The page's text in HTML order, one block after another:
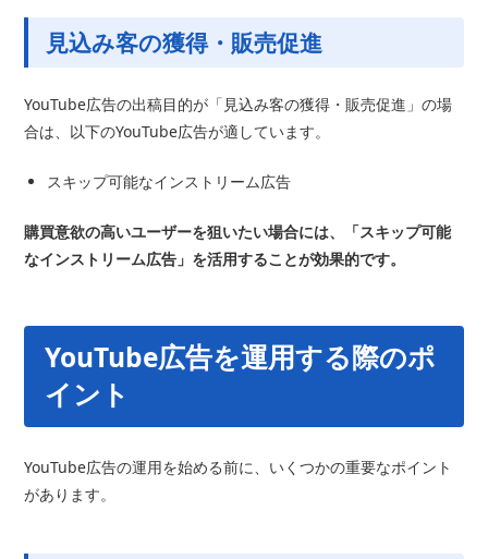
見込み客の獲得・販売促進
YouTube広告の出稿目的が「見込み客の獲得・販売促進」の場
合は、以下のYouTube広告が適しています。
スキップ可能なインストリーム広告
購買意欲の高いユーザーを狙いたい場合には、「スキップ可能
なインストリーム広告」を活用することが効果的です。
YouTube広告を運用する際のポ
イント
YouTube広告の運用を始める前に、いくつかの重要なポイント
があります。